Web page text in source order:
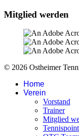
Mitglied werden
© 2026 Ostheimer
Home
Verein
Vorstand
Trainer
Mitglied
Tennispoint